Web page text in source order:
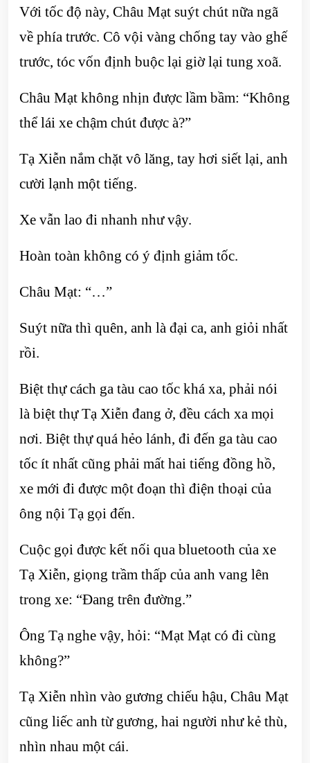
Với tốc độ này, Châu Mạt suýt chút nữa ngã
về phía trước. Cô vội vàng chống tay vào ghế
trước, tóc vốn định buộc lại giờ lại tung xoã.
Châu Mạt không nhịn được lầm bầm: “Không
thể lái xe chậm chút được à?”
Tạ Xiễn nắm chặt vô lăng, tay hơi siết lại, anh
cười lạnh một tiếng.
Xe vẫn lao đi nhanh như vậy.
Hoàn toàn không có ý định giảm tốc.
Châu Mạt: “…”
Suýt nữa thì quên, anh là đại ca, anh giỏi nhất
rồi.
Biệt thự cách ga tàu cao tốc khá xa, phải nói
là biệt thự Tạ Xiễn đang ở, đều cách xa mọi
nơi. Biệt thự quá hẻo lánh, đi đến ga tàu cao
tốc ít nhất cũng phải mất hai tiếng đồng hồ,
xe mới đi được một đoạn thì điện thoại của
ông nội Tạ gọi đến.
Cuộc gọi được kết nối qua bluetooth của xe
Tạ Xiễn, giọng trầm thấp của anh vang lên
trong xe: “Đang trên đường.”
Ông Tạ nghe vậy, hỏi: “Mạt Mạt có đi cùng
không?”
Tạ Xiễn nhìn vào gương chiếu hậu, Châu Mạt
cũng liếc anh từ gương, hai người như kẻ thù,
nhìn nhau một cái.